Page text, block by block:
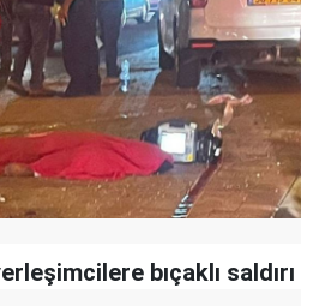
bıçaklı saldırı